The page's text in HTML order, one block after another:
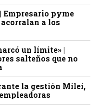
Empresario pyme
acorralan a los
un límite» |
salteños que no
la gestión Milei,